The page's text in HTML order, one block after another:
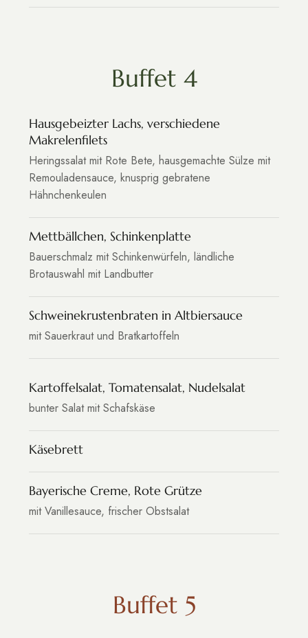
Buffet 4
Hausgebeizter Lachs, verschiedene
Makrelenfilets
Heringssalat mit Rote Bete, hausgemachte Sülze mit
Remouladensauce, knusprig gebratene
Hähnchenkeulen
Mettbällchen, Schinkenplatte
Bauerschmalz mit Schinkenwürfeln, ländliche
Brotauswahl mit Landbutter
Schweinekrustenbraten in Altbiersauce
mit Sauerkraut und Bratkartoffeln
Kartoffelsalat, Tomatensalat, Nudelsalat
bunter Salat mit Schafskäse
Käsebrett
Bayerische Creme, Rote Grütze
mit Vanillesauce, frischer Obstsalat
Buffet 5